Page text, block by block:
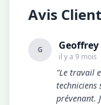
Avis
G
il y a 9 mois
"Le travail
techniciens
prévenant.